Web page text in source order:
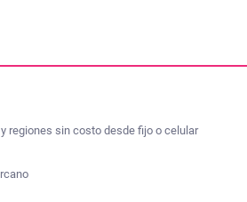
regiones sin costo desde fijo o celular